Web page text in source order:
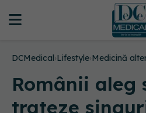
DCMedical›Lifestyle›Medicină
Românii aleg
trateze